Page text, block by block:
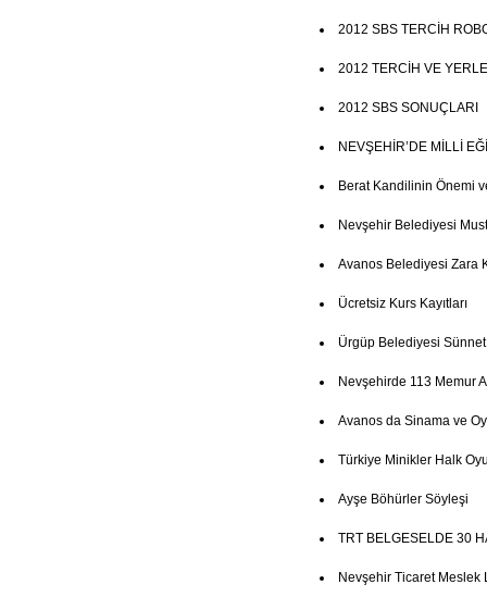
2012 SBS TERCİH
2012 TERCİH VE
2012 SBS SONUÇLARI
NEVŞEHİR’DE MİLLİ
Berat Kandilinin Önemi
Nevşehir Belediyesi
Avanos Belediyesi Zara
Ücretsiz Kurs Kayıtları
Ürgüp Belediyesi
Nevşehirde 113 Memur
Avanos da Sinama ve
Türkiye Minikler Halk
Ayşe Böhürler Söyleşi
TRT BELGESELDE 30
Nevşehir Ticaret Meslek